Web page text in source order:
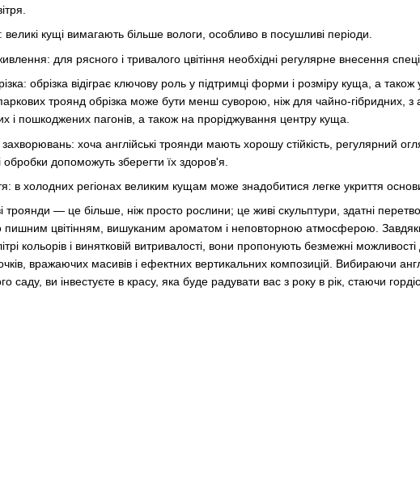
кущі вимагають більше вологи, особливо в посушливі періоди.
для рясного і тривалого цвітіння необхідні регулярне внесення
обрізка відіграє ключову роль у підтримці форми і розміру куща, а також
троянд обрізка може бути менш суворою, ніж для чайно-гібридних,
і пошкоджених пагонів, а також на проріджування центру куща.
хоча англійські троянди мають хорошу стійкість, регулярний
обробки допоможуть зберегти їх здоров'я.
в холодних регіонах великим кущам може знадобитися легке укриття
троянди — це більше, ніж просто рослини; це живі скульптури, здатні
пишним цвітінням, вишуканим ароматом і неповторною атмосферою.
кольорів і винятковій витривалості, вони пропонують безмежні
вражаючих масивів і ефектних вертикальних композицій. Вибираючи
саду, ви інвестуєте в красу, яка буде радувати вас з року в рік, стаючи